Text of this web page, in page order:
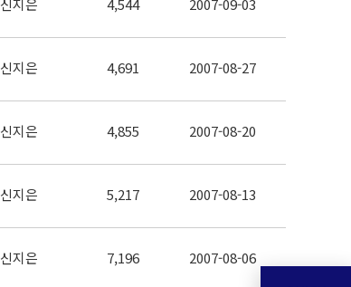
신지은 4,544 2007-09-03
신지은 4,691 2007-08-27
신지은 4,855 2007-08-20
신지은 5,217 2007-08-13
신지은 7,196 2007-08-06